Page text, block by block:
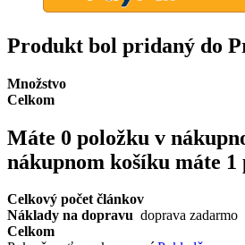
Produkt bol pridaný do
Množstvo
Celkom
Máte 0 položku v
nákupnom košíku máte 1
Celkový počet článkov
Náklady na dopravu doprava zadarmo
Celkom